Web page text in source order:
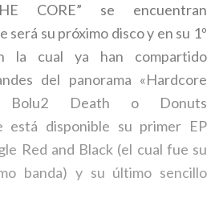
CORE” se encuentran
será su próximo disco y en su 1º
la cual ya han compartido
del panorama «Hardcore
Bolu2 Death o Donuts
está disponible su primer EP
Red and Black (el cual fue su
banda) y su último sencillo